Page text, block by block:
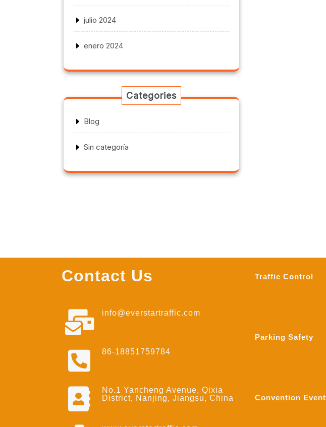
julio 2024
enero 2024
Categories
Blog
Sin categoría
Contact Us
info@everstartraffic.com
86-18851759784
No.1 Yancheng Avenue, Qixia
District, Nanjing, Jiangsu, China
Traffic Control
Parking Safety
Convention Event